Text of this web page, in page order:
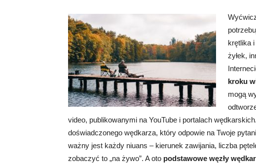
krętlika
żyłek,
kroku
mogą
video, publikowanymi na YouTube i portalach
doświadczonego wędkarza, który odpowie na Twoje
ważny jest każdy niuans – kierunek zawijania, liczba
zobaczyć to „na żywo”. A oto podstawowe węzły